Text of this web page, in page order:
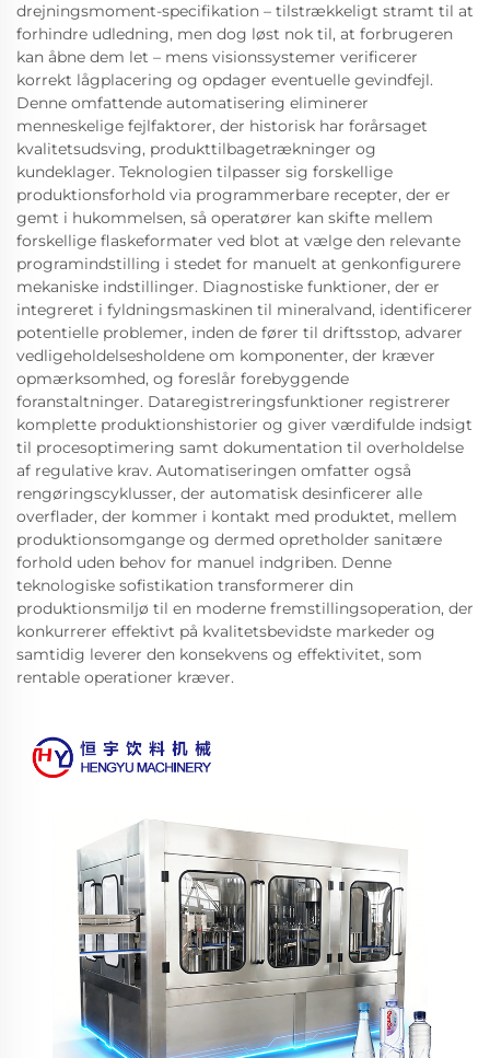
drejningsmoment-specifikation – tilstrækkeligt stramt til at
forhindre udledning, men dog løst nok til, at forbrugeren
kan åbne dem let – mens visionssystemer verificerer
korrekt lågplacering og opdager eventuelle gevindfejl.
Denne omfattende automatisering eliminerer
menneskelige fejlfaktorer, der historisk har forårsaget
kvalitetsudsving, produkttilbagetrækninger og
kundeklager. Teknologien tilpasser sig forskellige
produktionsforhold via programmerbare recepter, der er
gemt i hukommelsen, så operatører kan skifte mellem
forskellige flaskeformater ved blot at vælge den relevante
programindstilling i stedet for manuelt at genkonfigurere
mekaniske indstillinger. Diagnostiske funktioner, der er
integreret i fyldningsmaskinen til mineralvand, identificerer
potentielle problemer, inden de fører til driftsstop, advarer
vedligeholdelsesholdene om komponenter, der kræver
opmærksomhed, og foreslår forebyggende
foranstaltninger. Dataregistreringsfunktioner registrerer
komplette produktionshistorier og giver værdifulde indsigt
til procesoptimering samt dokumentation til overholdelse
af regulative krav. Automatiseringen omfatter også
rengøringscyklusser, der automatisk desinficerer alle
overflader, der kommer i kontakt med produktet, mellem
produktionsomgange og dermed opretholder sanitære
forhold uden behov for manuel indgriben. Denne
teknologiske sofistikation transformerer din
produktionsmiljø til en moderne fremstillingsoperation, der
konkurrerer effektivt på kvalitetsbevidste markeder og
samtidig leverer den konsekvens og effektivitet, som
rentable operationer kræver.